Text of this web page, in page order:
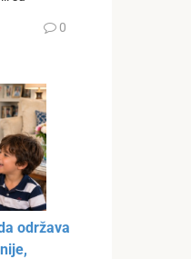
0
održava